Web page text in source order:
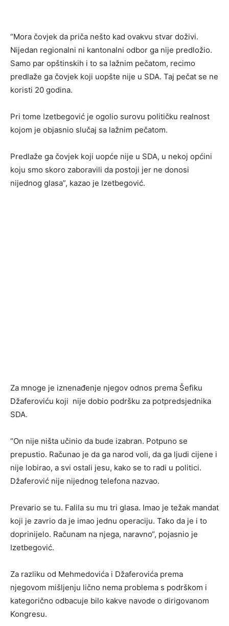
“Mora čovjek da priča nešto kad ovakvu stvar doživi.
Nijedan regionalni ni kantonalni odbor ga nije predložio.
Samo par opštinskih i to sa lažnim pečatom, recimo
predlaže ga čovjek koji uopšte nije u SDA. Taj pečat se ne
koristi 20 godina.
Pri tome Izetbegović je ogolio surovu političku realnost
kojom je objasnio slučaj sa lažnim pečatom.
Predlaže ga čovjek koji uopće nije u SDA, u nekoj općini
koju smo skoro zaboravili da postoji jer ne donosi
nijednog glasa”, kazao je Izetbegović.
Za mnoge je iznenađenje njegov odnos prema Šefiku
Džaferoviću koji nije dobio podršku za potpredsjednika
SDA.
“On nije ništa učinio da bude izabran. Potpuno se
prepustio. Računao je da ga narod voli, da ga ljudi cijene i
nije lobirao, a svi ostali jesu, kako se to radi u politici.
Džaferović nije nijednog telefona nazvao.
Prevario se tu. Falila su mu tri glasa. Imao je težak mandat
koji je zavrio da je imao jednu operaciju. Tako da je i to
doprinijelo. Računam na njega, naravno“, pojasnio je
Izetbegović.
Za razliku od Mehmedovića i Džaferovića prema
njegovom mišljenju lično nema problema s podrškom i
kategorično odbacuje bilo kakve navode o dirigovanom
Kongresu.